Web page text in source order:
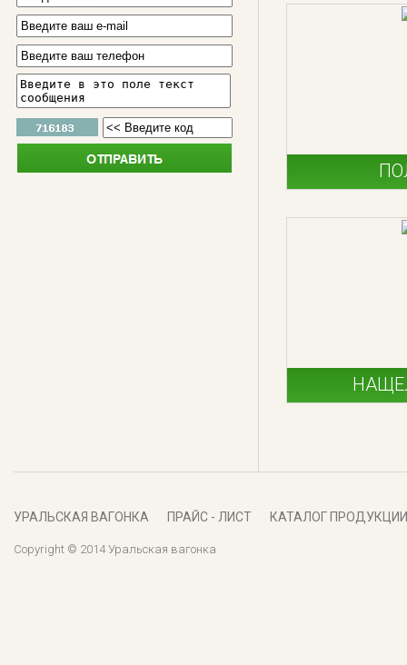
УРАЛЬСКАЯ ВАГОНКА ПРАЙС - ЛИСТ КАТАЛОГ ПРОДУКЦИИ
Copyright © 2014 Уральская вагонка